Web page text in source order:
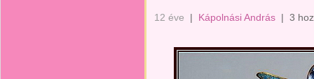
12 éve | Kápolnási András | 3